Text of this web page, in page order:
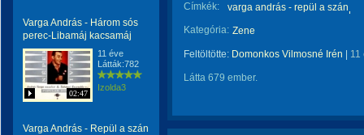
Varga András - Három sós
perec-Libamáj kacsamáj
02:47
11 éve
Látták:782
Izolda3
Varga András - Repül a szán
Címkék:
varga andrás - repül a szán
Kategória: Zene
Feltöltötte: Domonkos Vilmosné Irén 11
Látta 679 ember.